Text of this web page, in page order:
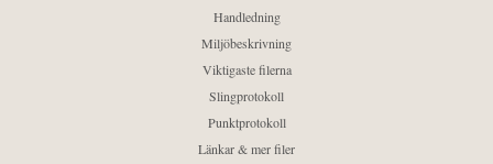
Handledning
Miljöbeskrivning
Viktigaste filerna
Slingprotokoll
Punktprotokoll
Länkar & mer filer